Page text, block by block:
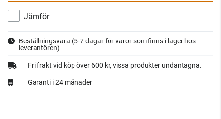
Jämför
Beställningsvara (5-7 dagar för varor som finns i lager hos
leverantören)
Fri frakt vid köp över 600 kr, vissa produkter undantagna.
Garanti i 24 månader